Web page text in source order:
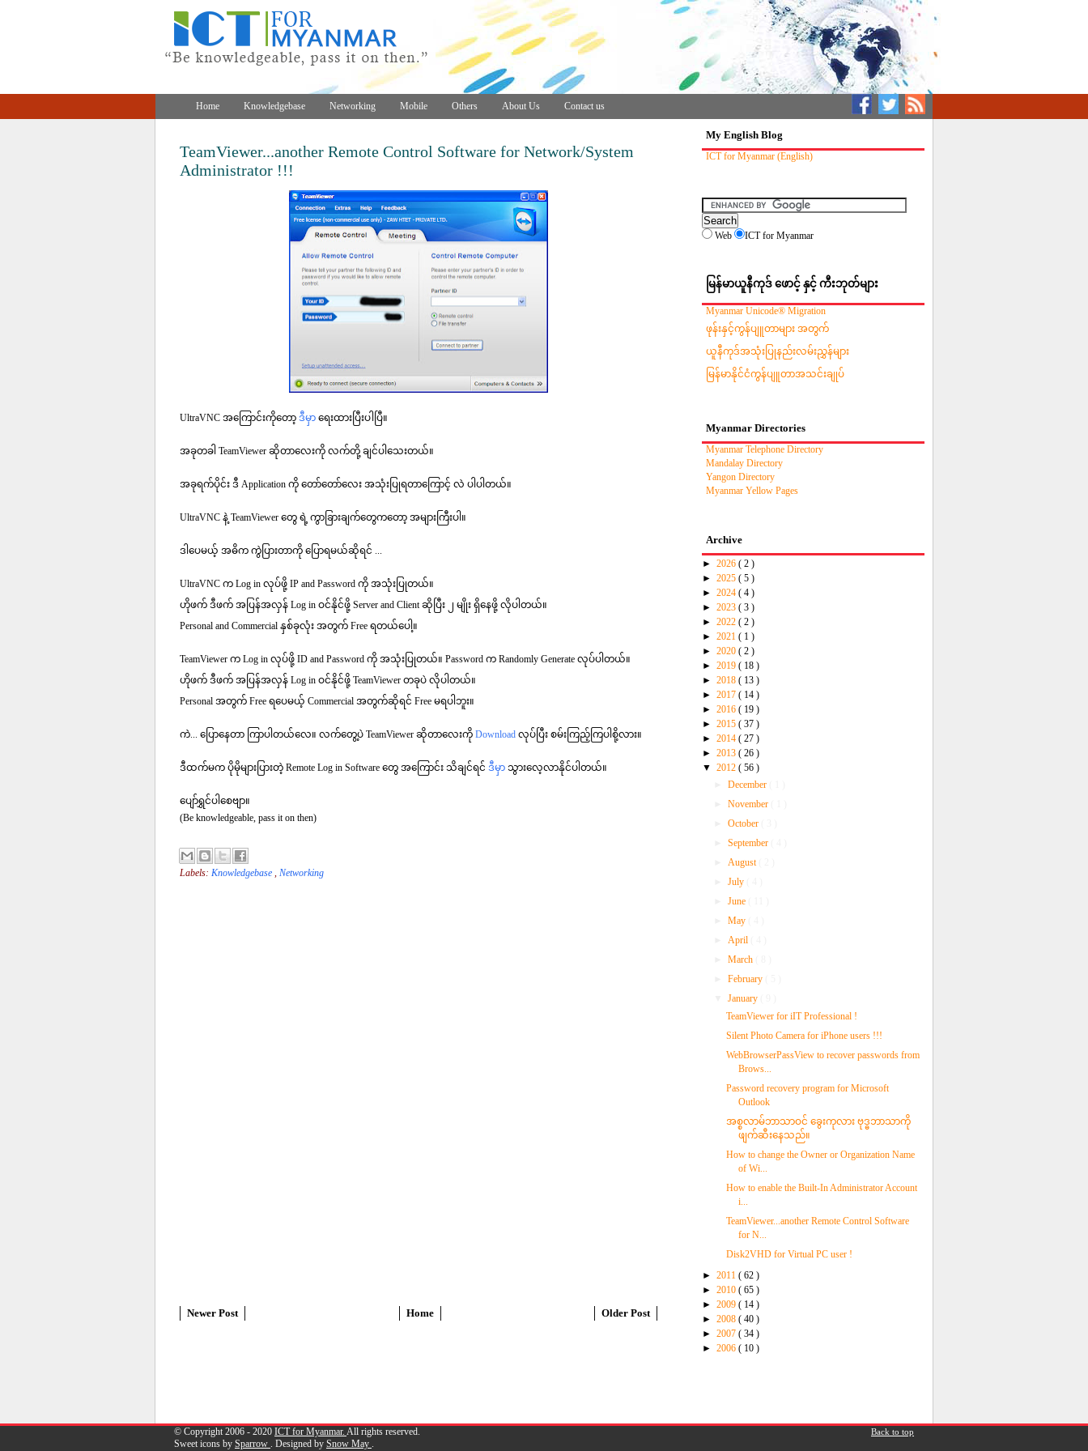
Home Knowledgebase Networking Mobile Others About Us Contact us
TeamViewer...another Remote Control Software for Network/System
Administrator !!!
UltraVNC အကြောင်းကိုတော့ ဒီမှာ ရေးထားပြီးပါပြီ။
အခုတခါ TeamViewer ဆိုတာလေးကို လက်တို့ ချင်ပါသေးတယ်။
အခုရက်ပိုင်း ဒီ Application ကို တော်တော်လေး အသုံးပြုရတာကြောင့် လဲ ပါပါတယ်။
UltraVNC နဲ့ TeamViewer တွေ ရဲ့ ကွာခြားချက်တွေကတော့ အများကြီးပါ။
ဒါပေမယ့် အဓိက ကွဲပြားတာကို ပြောရမယ်ဆိုရင် ...
UltraVNC က Log in လုပ်ဖို့ IP and Password ကို အသုံးပြုတယ်။
ဟိုဖက် ဒီဖက် အပြန်အလှန် Log in ဝင်နိုင်ဖို့ Server and Client ဆိုပြီး ၂ မျိုး ရှိနေဖို့ လိုပါတယ်။
Personal and Commercial နှစ်ခုလုံး အတွက် Free ရတယ်ပေါ့။
TeamViewer က Log in လုပ်ဖို့ ID and Password ကို အသုံးပြုတယ်။ Password က Randomly Generate လုပ်ပါတယ်။
ဟိုဖက် ဒီဖက် အပြန်အလှန် Log in ဝင်နိုင်ဖို့ TeamViewer တခုပဲ လိုပါတယ်။
Personal အတွက် Free ရပေမယ့် Commercial အတွက်ဆိုရင် Free မရပါဘူး။
ကဲ... ပြောနေတာ ကြာပါတယ်လေ။ လက်တွေ့ပဲ TeamViewer ဆိုတာလေးကို Download လုပ်ပြီး စမ်းကြည့်ကြပါစို့လား။
ဒီထက်မက ပိုမိုများပြားတဲ့ Remote Log in Software တွေ အကြောင်း သိချင်ရင် ဒီမှာ သွားလေ့လာနိုင်ပါတယ်။
ပျော်ရွှင်ပါစေဗျာ။
(Be knowledgeable, pass it on then)
Labels: Knowledgebase , Networking
Newer Post Older Post
Home
My English Blog
ICT for Myanmar (English)
Web ICT for Myanmar
မြန်မာယူနီကုဒ် ဖောင့် နှင့် ကီးဘုတ်များ
Myanmar Unicode® Migration
ဖုန်းနှင့်ကွန်ပျူတာများ အတွက်
ယူနီကုဒ်အသုံးပြုနည်းလမ်းညွှန်များ
မြန်မာနိုင်ငံကွန်ပျူတာအသင်းချုပ်
Myanmar Directories
Myanmar Telephone Directory
Mandalay Directory
Yangon Directory
Myanmar Yellow Pages
Archive
► 2026 ( 2 )
► 2025 ( 5 )
► 2024 ( 4 )
► 2023 ( 3 )
► 2022 ( 2 )
► 2021 ( 1 )
► 2020 ( 2 )
► 2019 ( 18 )
► 2018 ( 13 )
► 2017 ( 14 )
► 2016 ( 19 )
► 2015 ( 37 )
► 2014 ( 27 )
► 2013 ( 26 )
▼ 2012 ( 56 )
►December
►November
►October
►September
►August
►July
►June
►May
►April
►March
►February
▼January
TeamViewer for iIT Professional !
Silent Photo Camera for iPhone users !!!
WebBrowserPassView to recover passwords from
Brows...
Password recovery program for Microsoft
Outlook
အစ္စလာမ်ဘာသာဝင် ခွေးကုလား ဗုဒ္ဓဘာသာကို
ဖျက်ဆီးနေသည်။
How to change the Owner or Organization Name
of Wi...
How to enable the Built-In Administrator Account
i...
TeamViewer...another Remote Control Software
for N...
Disk2VHD for Virtual PC user !
► 2011 ( 62 )
► 2010 ( 65 )
► 2009 ( 14 )
► 2008 ( 40 )
► 2007 ( 34 )
► 2006 ( 10 )
© Copyright 2006 - 2020 ICT for Myanmar. All rights reserved.
Sweet icons by Sparrow . Designed by Snow May .
Back to top